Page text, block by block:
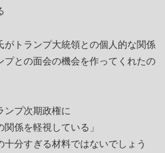
がトランプ大統領との個人的な関係
プとの面会の機会を作ってくれたの
ンプ次期政権に
関係を軽視している」
十分すぎる材料ではないでしょう